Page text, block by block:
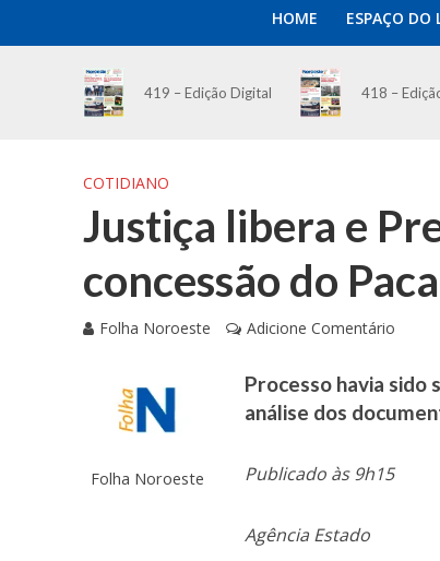
HOME ESPAÇO DO
419 – Edição Digital 418 –
COTIDIANO
Justiça libera e
concessão do
Folha Noroeste Adicione Comentário
Folha Noroeste
Processo havia sido
análise dos
Publicado às 9h15
Agência Estado